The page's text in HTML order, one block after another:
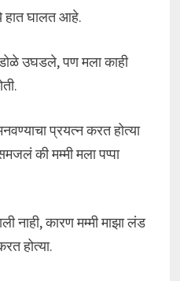
हात घालत आहे.
उघडले, पण मला काही
प्रयत्न करत होत्या
की मम्मी मला पप्पा
नाही, कारण मम्मी माझा लंड
होत्या.